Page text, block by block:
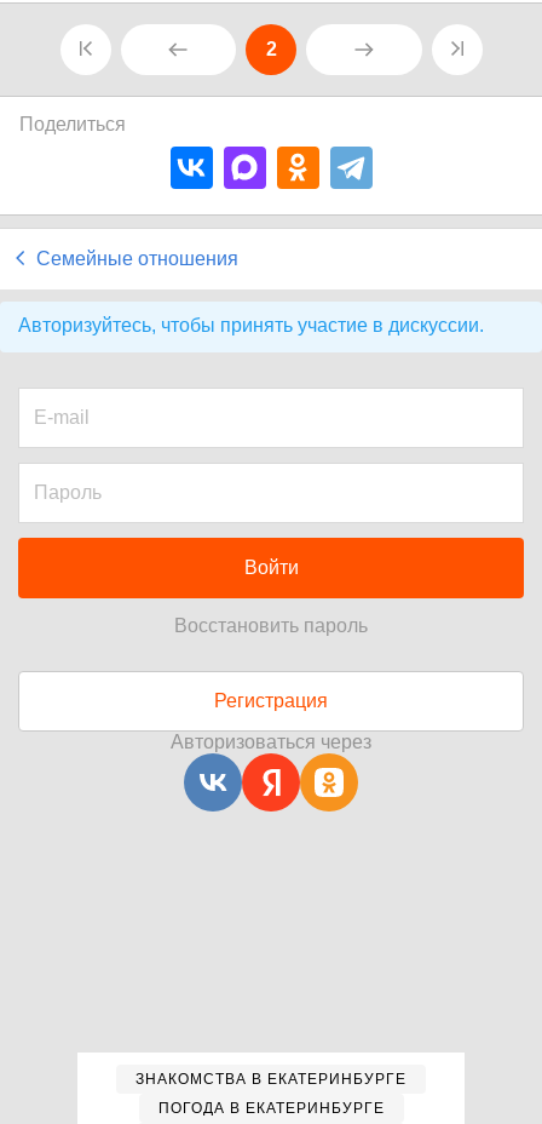
2
Поделиться
Семейные отношения
Авторизуйтесь, чтобы принять участие в дискуссии.
Войти
Восстановить пароль
Регистрация
Авторизоваться через
ЗНАКОМСТВА В ЕКАТЕРИНБУРГЕ
ПОГОДА В ЕКАТЕРИНБУРГЕ